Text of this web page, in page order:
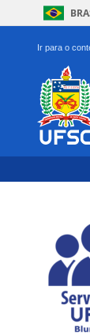
Ir para o